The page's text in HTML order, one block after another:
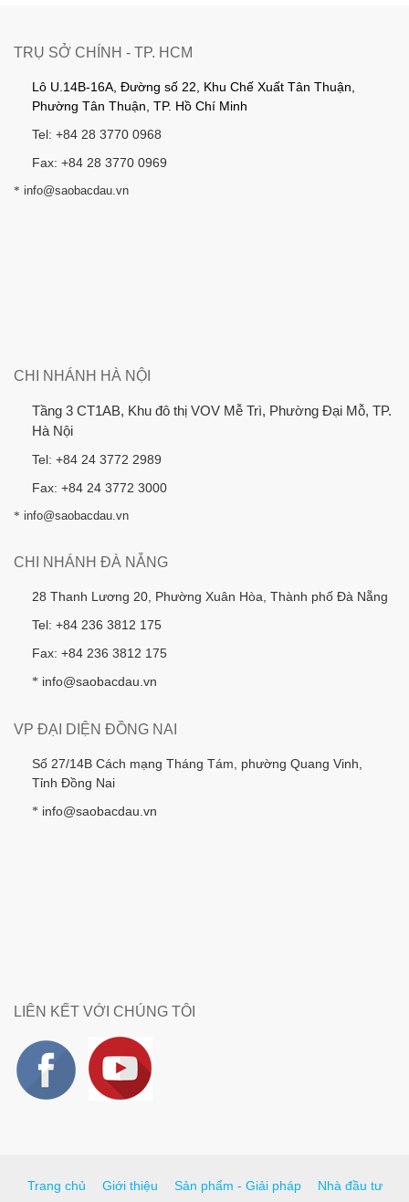
TRỤ SỞ CHÍNH - TP. HCM
Lô U.14B-16A, Đường số 22, Khu Chế Xuất Tân Thuận,
Phường Tân Thuận, TP. Hồ Chí Minh
Tel: +84 28 3770 0968
Fax: +84 28 3770 0969
* info@saobacdau.vn
CHI NHÁNH HÀ NỘI
Tầng 3 CT1AB, Khu đô thị VOV Mễ Trì, Phường Đại Mỗ, TP.
Hà Nội
Tel: +84 24 3772 2989
Fax: +84 24 3772 3000
* info@saobacdau.vn
CHI NHÁNH ĐÀ NẴNG
28 Thanh Lương 20, Phường Xuân Hòa, Thành phố Đà Nẵng
Tel: +84 236 3812 175
Fax: +84 236 3812 175
* info@saobacdau.vn
VP ĐẠI DIỆN ĐỒNG NAI
Số 27/14B Cách mạng Tháng Tám, phường Quang Vinh,
Tỉnh Đồng Nai
* info@saobacdau.vn
LIÊN KẾT VỚI CHÚNG TÔI
Trang chủ Giới thiệu Sản phẩm - Giải pháp Nhà đầu tư